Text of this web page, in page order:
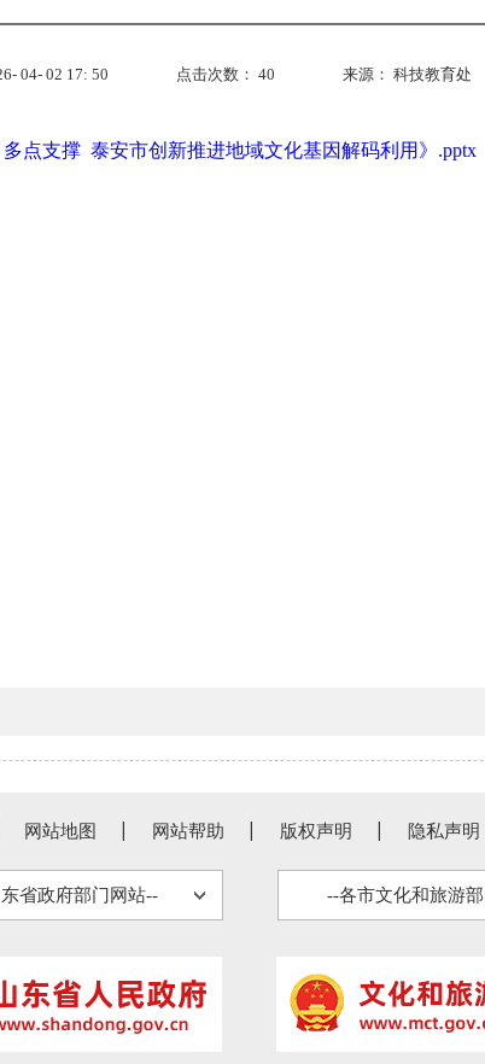
04- 02 17: 50 点击次数： 40 来源： 科技教育处
点支撑 泰安市创新推进地域文化基因解码利用》.pptx
网站地图 网站帮助 版权声明 隐私声明
省政府部门网站-- --各市文化和旅游